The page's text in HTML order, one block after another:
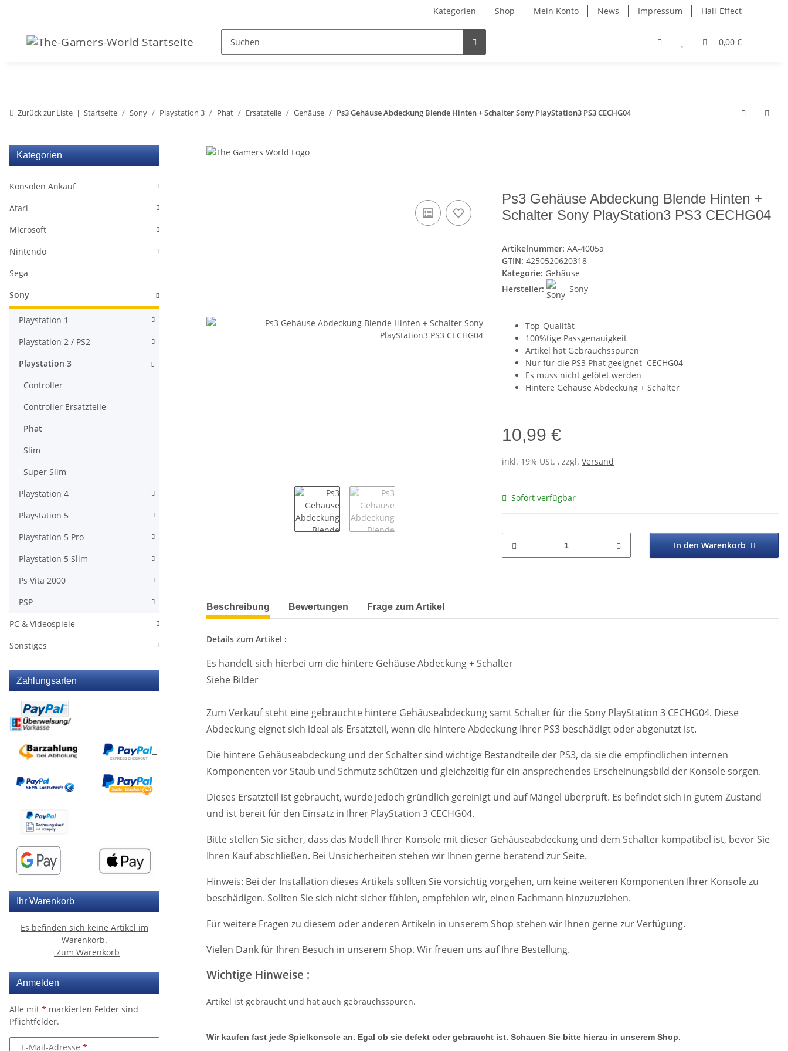
Kategorien Shop Mein Konto News Impressum Hall-Effect
0,00 €
Zurück zur Liste Startseite Sony Playstation 3 Phat Ersatzteile Gehäuse Ps3 Gehäuse Abdeckung Blende Hinten + Schalter Sony PlayStation3 PS3 CECHG04
Ps3 Gehäuse Abdeckung Blende Hinten +
Schalter Sony PlayStation3 PS3 CECHG04
Artikelnummer: AA-4005a
GTIN: 4250520620318
Kategorie: Gehäuse
Hersteller:
Sony
Top-Qualität
100%tige Passgenauigkeit
Artikel hat Gebrauchsspuren
Nur für die PS3 Phat geeignet CECHG04
Es muss nicht gelötet werden
Hintere Gehäuse Abdeckung + Schalter
10,99 €
inkl. 19% USt. , zzgl. Versand
Sofort verfügbar
In den Warenkorb
weitere Registerkarten anzeigen
Beschreibung Bewertungen Frage zum Artikel
Details zum Artikel :
Es handelt sich hierbei um die hintere Gehäuse Abdeckung + Schalter
Siehe Bilder
Zum Verkauf steht eine gebrauchte hintere Gehäuseabdeckung samt Schalter für die Sony PlayStation 3 CECHG04. Diese
Abdeckung eignet sich ideal als Ersatzteil, wenn die hintere Abdeckung Ihrer PS3 beschädigt oder abgenutzt ist.
Die hintere Gehäuseabdeckung und der Schalter sind wichtige Bestandteile der PS3, da sie die empfindlichen internen
Komponenten vor Staub und Schmutz schützen und gleichzeitig für ein ansprechendes Erscheinungsbild der Konsole sorgen.
Dieses Ersatzteil ist gebraucht, wurde jedoch gründlich gereinigt und auf Mängel überprüft. Es befindet sich in gutem Zustand
und ist bereit für den Einsatz in Ihrer PlayStation 3 CECHG04.
Bitte stellen Sie sicher, dass das Modell Ihrer Konsole mit dieser Gehäuseabdeckung und dem Schalter kompatibel ist, bevor Sie
Ihren Kauf abschließen. Bei Unsicherheiten stehen wir Ihnen gerne beratend zur Seite.
Hinweis: Bei der Installation dieses Artikels sollten Sie vorsichtig vorgehen, um keine weiteren Komponenten Ihrer Konsole zu
beschädigen. Sollten Sie sich nicht sicher fühlen, empfehlen wir, einen Fachmann hinzuzuziehen.
Für weitere Fragen zu diesem oder anderen Artikeln in unserem Shop stehen wir Ihnen gerne zur Verfügung.
Vielen Dank für Ihren Besuch in unserem Shop. Wir freuen uns auf Ihre Bestellung.
Wichtige Hinweise :
Artikel ist gebraucht und hat auch gebrauchsspuren.
Wir kaufen fast jede Spielkonsole an. Egal ob sie defekt oder gebraucht ist. Schauen Sie bitte hierzu in unserem Shop.
Kategorien
Konsolen Ankauf
Atari
Microsoft
Nintendo
Sega
Sony
Playstation 1
Playstation 2 / PS2
Playstation 3
Controller
Controller Ersatzteile
Phat
Slim
Super Slim
Playstation 4
Playstation 5
Playstation 5 Pro
Playstation 5 Slim
Ps Vita 2000
PSP
PC & Videospiele
Sonstiges
Zahlungsarten
Ihr Warenkorb
Es befinden sich keine Artikel im
Warenkorb.
Zum Warenkorb
Anmelden
Alle mit * markierten Felder sind
Pflichtfelder.
E-Mail-Adresse